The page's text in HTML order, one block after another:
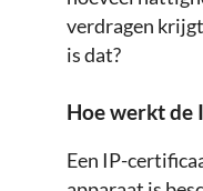
verdragen
is dat?
Hoe werkt de
Een IP-